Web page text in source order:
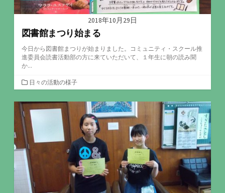
2018年10月29日
図書館まつり始まる
今日から図書館まつりが始まりました。コミュニティ・スクール推
進委員会読書活動部の方に来ていただいて、１年生に朝の読み聞
か...
カ
テ
ゴ
リ
ー
日々の活動の様子